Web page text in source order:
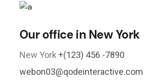
Our office in New York
New York+(123) 456 -7890
webon03@qodeinteractive.com